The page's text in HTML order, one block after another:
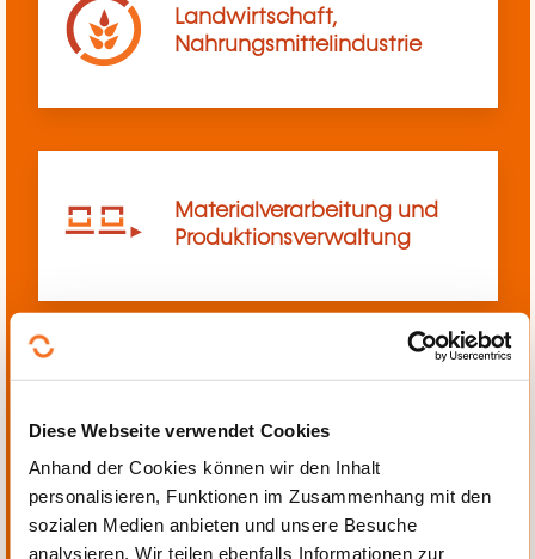
Diese Webseite verwendet Cookies
Anhand der Cookies können wir den Inhalt
personalisieren, Funktionen im Zusammenhang mit den
sozialen Medien anbieten und unsere Besuche
analysieren. Wir teilen ebenfalls Informationen zur
Landwirtschaft,
Nahrungsmittelindustrie
Materialverarbeitung und
Produktionsverwaltung
Automatisierung